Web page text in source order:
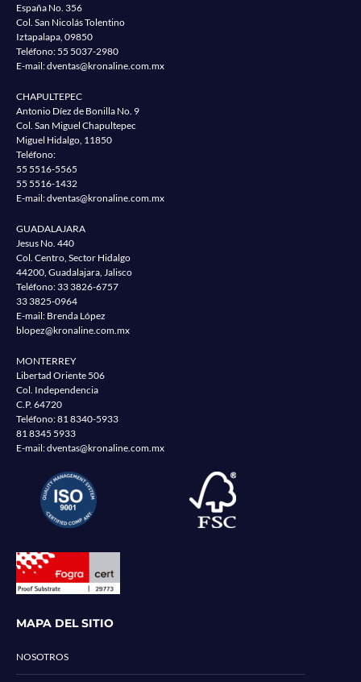
España No. 356
Col. San Nicolás Tolentino
Iztapalapa, 09850
Teléfono: 55 5037-2980
E-mail:dventas@kronaline.com.mx
CHAPULTEPEC
Antonio Díez de Bonilla No. 9
Col. San Miguel Chapultepec
Miguel Hidalgo, 11850
Teléfono:
55 5516-5565
55 5516-1432
E-mail:dventas@kronaline.com.mx
GUADALAJARA
Jesus No. 440
Col. Centro, Sector Hidalgo
44200, Guadalajara, Jalisco
Teléfono: 33 3826-6757
33 3825-0964
E-mail: Brenda López
blopez@kronaline.com.mx
MONTERREY
Libertad Oriente 506
Col. Independencia
C.P. 64720
Teléfono:81 8340-5933
81 8345 5933
E-mail:dventas@kronaline.com.mx
MAPA DEL SITIO
NOSOTROS